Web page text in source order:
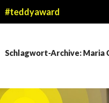
#teddyaward
Schlagwort-Archive: Maria